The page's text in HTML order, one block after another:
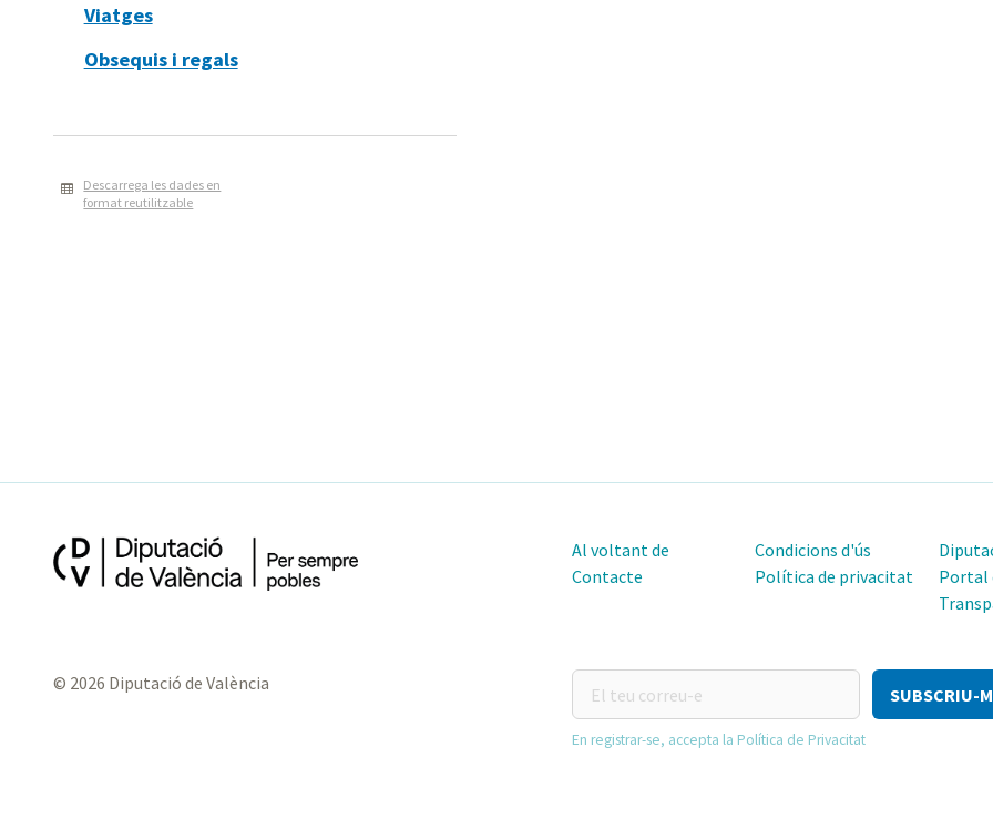
Viatges
Obsequis i regals
Descarrega les dades en
format reutilitzable
Al voltant de
Contacte
Condicions d'ús
Política de privacitat
Portal
© 2026 Diputació de València
teu
correu-
En registrar-se, accepta la Política de Privacitat